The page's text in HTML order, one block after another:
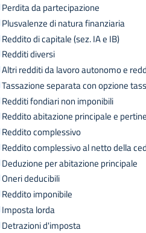
Perdita da partecipazione
Plusvalenze di natura finanziaria
Reddito di capitale (sez. IA e IB)
Redditi diversi
Altri redditi da lavoro autonomo e
Tassazione separata con opzione
Redditi fondiari non imponibili
Reddito abitazione principale e
Reddito complessivo
Reddito complessivo al netto della
Deduzione per abitazione principale
Oneri deducibili
Reddito imponibile
Imposta lorda
Detrazioni d'imposta